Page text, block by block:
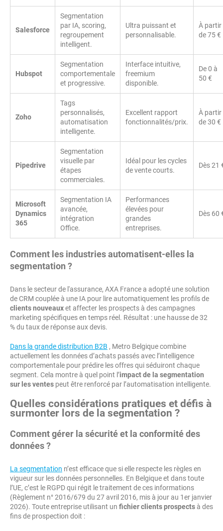
Salesforce
Segmentation
par IA, scoring,
regroupement
intelligent.
Ultra puissant et
personnalisable.
À partir
de 75 €
Hubspot
Segmentation
comportementale
et progressive.
Interface intuitive,
freemium
disponible.
De 0 à
50 €
Zoho
Tags
personnalisés,
automatisation
intelligente.
Excellent rapport
fonctionnalités/prix.
À partir
de 30 €
Pipedrive
Segmentation
visuelle par
étapes
commerciales.
Idéal pour les cycles
de vente courts.
Dès 21
Microsoft
Dynamics
365
Segmentation IA
avancée,
intégration
Office.
Performances
élevées pour
grandes
entreprises.
Dès 60
Comment les industries automatisent-elles la
segmentation ?
Dans le secteur de l'assurance, AXA France a adopté une solution
de CRM couplée à une IA pour lire automatiquement les profils de
clients nouveauxet affecter les prospects à des campagnes
marketing spécifiques en temps réel. Résultat : une hausse de 32
% du taux de réponse aux devis.
Dans la grande distribution B2B , Metro Belgique combine
actuellement les données d’achats passés avec l’intelligence
comportementale pour prédire les offres qui séduiront chaque
segment. Cela montre à quel point l’impact de la segmentation
sur les ventes peut être renforcé par l’automatisation intelligente.
Quelles considérations pratiques et défis à
surmonter lors de la segmentation ?
Comment gérer la sécurité et la conformité des
données ?
La segmentation n’est efficace que si elle respecte les règles en
vigueur sur les données personnelles. En Belgique et dans toute
l’UE, c’est le RGPD qui régit le traitement de ces informations
(Règlement n° 2016/679 du 27 avril 2016, mis à jour au 1er janvier
2026). Toute entreprise utilisant un fichier clients prospectsà des
fins de prospection doit :